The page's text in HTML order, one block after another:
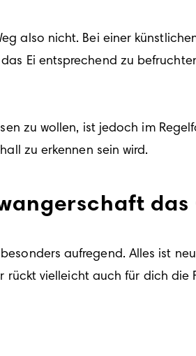
also nicht. Bei einer
Ei entsprechend zu
zu wollen, ist jedoch im
zu erkennen sein wird.
aufregend. Alles ist
vielleicht auch für dich